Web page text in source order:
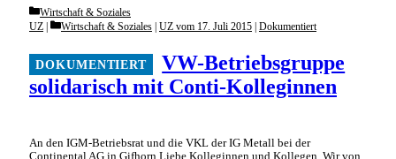
Categories
Wirtschaft & Soziales
VW-Betriebsgruppe
solidarisch mit Conti-Kolleginnen
UZ Categories
Wirtschaft & Soziales UZ vom 17. Juli 2015 Dokumentiert
An den IGM-Betriebsrat und die VKL der IG Metall bei der
Continental AG in Gifhorn Liebe Kolleginnen und Kollegen, Wir von